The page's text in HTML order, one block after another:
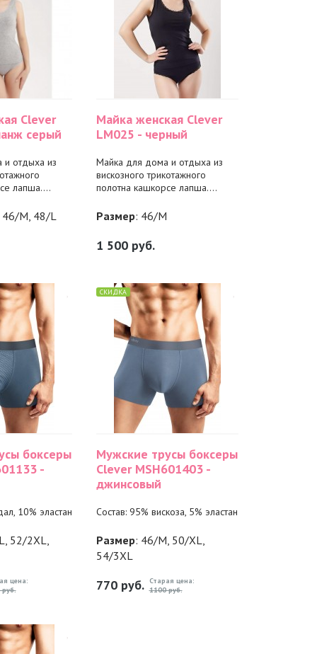
Clever
серый
отдыха из
лапша....
46/M, 48/L
Майка женская Clever
LM025 - черный
Майка для дома и отдыха из
вискозного трикотажного
полотна кашкорсе лапша....
Размер: 46/M
1 500руб.
боксеры
-
10% эластан
52/2XL,
цена:
СКИДКА
Мужские трусы боксеры
Clever MSH601403 -
джинсовый
Состав: 95% вискоза, 5% эластан
Размер: 46/M, 50/XL,
54/3XL
770руб. Старая цена:
1100 руб.